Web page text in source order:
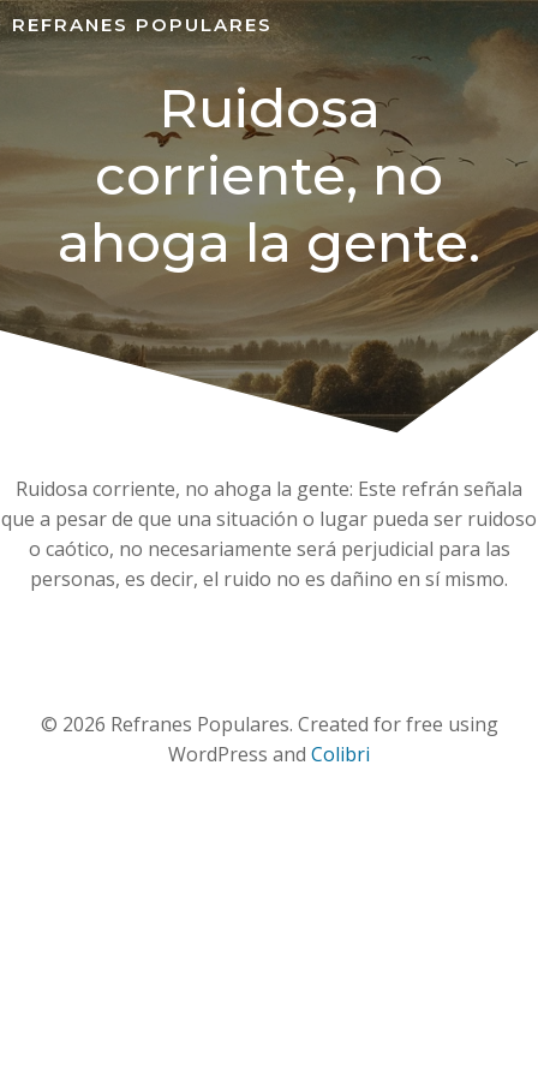
REFRANES POPULARES
Ruidosa
corriente, no
ahoga la gente.
Ruidosa corriente, no ahoga la gente: Este refrán señala
que a pesar de que una situación o lugar pueda ser ruidoso
o caótico, no necesariamente será perjudicial para las
personas, es decir, el ruido no es dañino en sí mismo.
© 2026 Refranes Populares. Created for free using
WordPress and Colibri